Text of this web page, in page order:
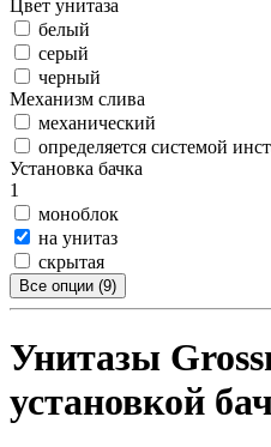
Цвет унитаза
белый
серый
черный
Механизм слива
механический
определяется системой
Установка бачка
1
моноблок
на унитаз
скрытая
Все опции (9)
Унитазы
установкой